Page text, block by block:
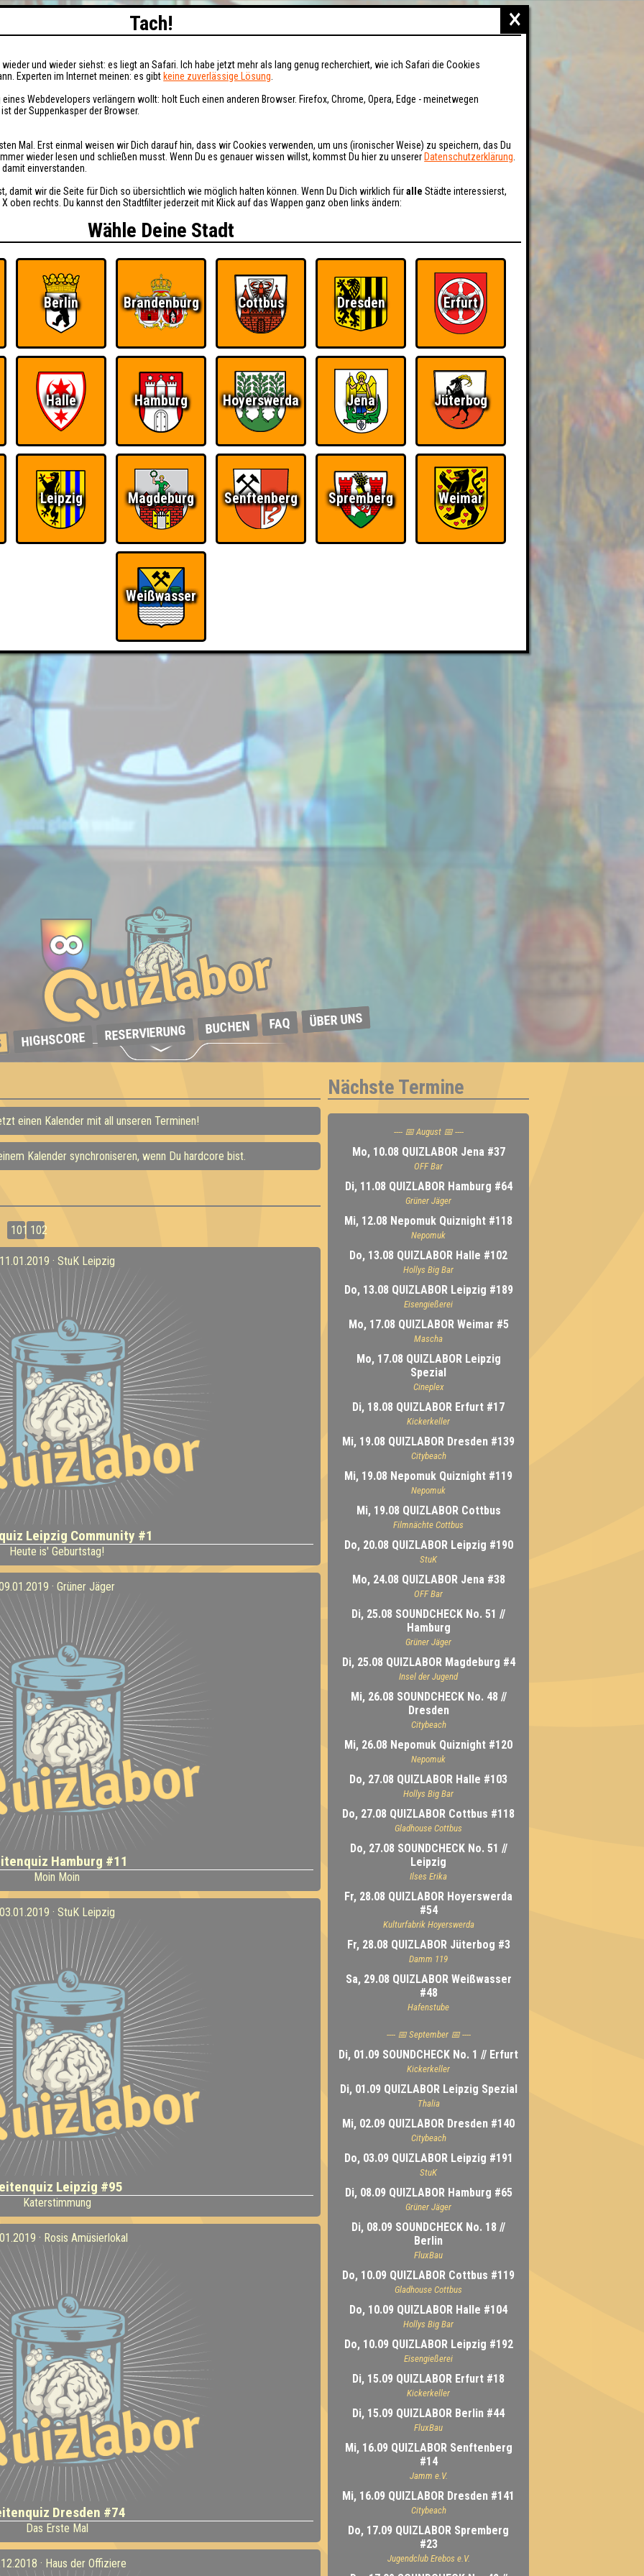
HIGHSCORE RESERVIERUNG BUCHEN FAQ ÜBER UNS
einen Kalender mit all unseren Terminen!
Kalender synchroniseren, wenn Du hardcore bist.
101 102
11.01.2019 · StuK Leipzig
Leipzig Community #1
Heute is' Geburtstag!
· Grüner Jäger
Hamburg #11
Moin Moin
03.01.2019 · StuK Leipzig
Leipzig #95
Katerstimmung
· Rosis Amüsierlokal
Dresden #74
Das Erste Mal
· Haus der Offiziere
Nächste Termine
---- 📅 August 📅 ----
Mo, 10.08 QUIZLABOR Jena #37
OFF Bar
Di, 11.08 QUIZLABOR Hamburg #64
Grüner Jäger
Mi, 12.08 Nepomuk Quiznight #118
Nepomuk
Do, 13.08 QUIZLABOR Halle #102
Hollys Big Bar
Do, 13.08 QUIZLABOR Leipzig #189
Eisengießerei
Mo, 17.08 QUIZLABOR Weimar #5
Mascha
Mo, 17.08 QUIZLABOR Leipzig
Spezial
Cineplex
Di, 18.08 QUIZLABOR Erfurt #17
Kickerkeller
Mi, 19.08 QUIZLABOR Dresden #139
Citybeach
Mi, 19.08 Nepomuk Quiznight #119
Nepomuk
Mi, 19.08 QUIZLABOR Cottbus
Filmnächte Cottbus
Do, 20.08 QUIZLABOR Leipzig #190
StuK
Mo, 24.08 QUIZLABOR Jena #38
OFF Bar
Di, 25.08 SOUNDCHECK No. 51 //
Hamburg
Grüner Jäger
Di, 25.08 QUIZLABOR Magdeburg #4
Insel der Jugend
Mi, 26.08 SOUNDCHECK No. 48 //
Dresden
Citybeach
Mi, 26.08 Nepomuk Quiznight #120
Nepomuk
Do, 27.08 QUIZLABOR Halle #103
Hollys Big Bar
Do, 27.08 QUIZLABOR Cottbus #118
Gladhouse Cottbus
Do, 27.08 SOUNDCHECK No. 51 //
Leipzig
Ilses Erika
Fr, 28.08 QUIZLABOR Hoyerswerda
#54
Kulturfabrik Hoyerswerda
Fr, 28.08 QUIZLABOR Jüterbog #3
Damm 119
Sa, 29.08 QUIZLABOR Weißwasser
#48
Hafenstube
---- 📅 September 📅 ----
Di, 01.09 SOUNDCHECK No. 1 // Erfurt
Kickerkeller
Di, 01.09 QUIZLABOR Leipzig Spezial
Thalia
Mi, 02.09 QUIZLABOR Dresden #140
Citybeach
Do, 03.09 QUIZLABOR Leipzig #191
StuK
Di, 08.09 QUIZLABOR Hamburg #65
Grüner Jäger
Di, 08.09 SOUNDCHECK No. 18 //
Berlin
FluxBau
Do, 10.09 QUIZLABOR Cottbus #119
Gladhouse Cottbus
Do, 10.09 QUIZLABOR Halle #104
Hollys Big Bar
Do, 10.09 QUIZLABOR Leipzig #192
Eisengießerei
Di, 15.09 QUIZLABOR Erfurt #18
Kickerkeller
Di, 15.09 QUIZLABOR Berlin #44
FluxBau
Mi, 16.09 QUIZLABOR Senftenberg
#14
Jamm e.V.
Mi, 16.09 QUIZLABOR Dresden #141
Citybeach
Do, 17.09 QUIZLABOR Spremberg
#23
Jugendclub Erebos e.V.
×
Tach!
und wieder siehst: es liegt an Safari. Ich habe jetzt mehr als lang genug recherchiert, wie ich Safari die Cookies
Experten im Internet meinen: es gibt keine zuverlässige Lösung
Webdevelopers verlängern wollt: holt Euch einen anderen Browser. Firefox, Chrome, Opera, Edge - meinetwegen
der Suppenkasper der Browser.
Mal. Erst einmal weisen wir Dich darauf hin, dass wir Cookies verwenden, um uns (ironischer Weise) zu speichern, das Du
wieder lesen und schließen musst. Wenn Du es genauer wissen willst, kommst Du hier zu unserer Datenschutzerklärung
einverstanden.
damit wir die Seite für Dich so übersichtlich wie möglich halten können. Wenn Du Dich wirklich füralle Städte interessierst,
oben rechts. Du kannst den Stadtfilter jederzeit mit Klick auf das Wappen ganz oben links ändern:
Wähle Deine Stadt
Berlin Brandenburg Cottbus Dresden Erfurt
Halle Hamburg Hoyerswerda Jena Jüterbog
Leipzig Magdeburg Senftenberg Spremberg Weimar
Weißwasser